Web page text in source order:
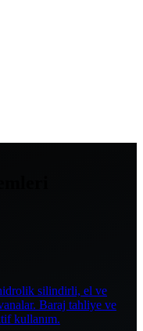
silindirli, el ve
Baraj tahliye ve
kullanım.